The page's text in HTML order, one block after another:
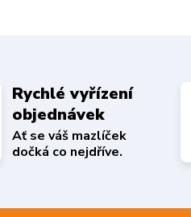
Rychlé vyřízení
objednávek
Ať se váš mazlíček
dočká co nejdříve.